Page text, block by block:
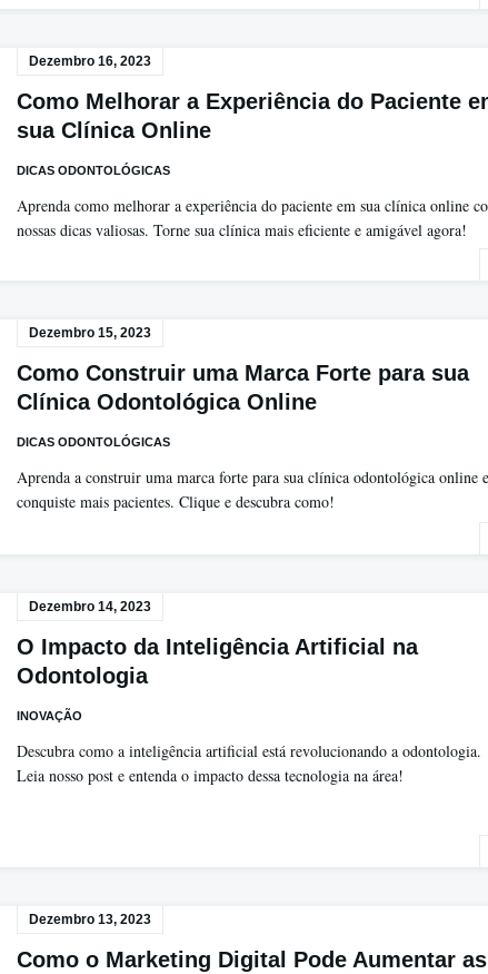
Dezembro 16, 2023
Como Melhorar a Experiência do Paciente
sua Clínica Online
DICAS ODONTOLÓGICAS
Aprenda como melhorar a experiência do paciente em sua clínica online
nossas dicas valiosas. Torne sua clínica mais eficiente e amigável agora!
Dezembro 15, 2023
Como Construir uma Marca Forte para sua
Clínica Odontológica Online
DICAS ODONTOLÓGICAS
Aprenda a construir uma marca forte para sua clínica odontológica online e
conquiste mais pacientes. Clique e descubra como!
Dezembro 14, 2023
O Impacto da Inteligência Artificial na
Odontologia
INOVAÇÃO
Descubra como a inteligência artificial está revolucionando a odontologia.
Leia nosso post e entenda o impacto dessa tecnologia na área!
Dezembro 13, 2023
Como o Marketing Digital Pode Aumentar as